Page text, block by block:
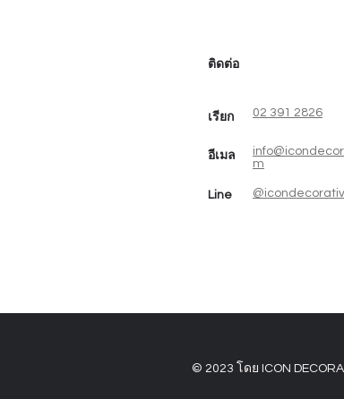
ติดต่อ
เรียก 02 391 2826
อีเมล
m
Line
© 2023 โดย ICON